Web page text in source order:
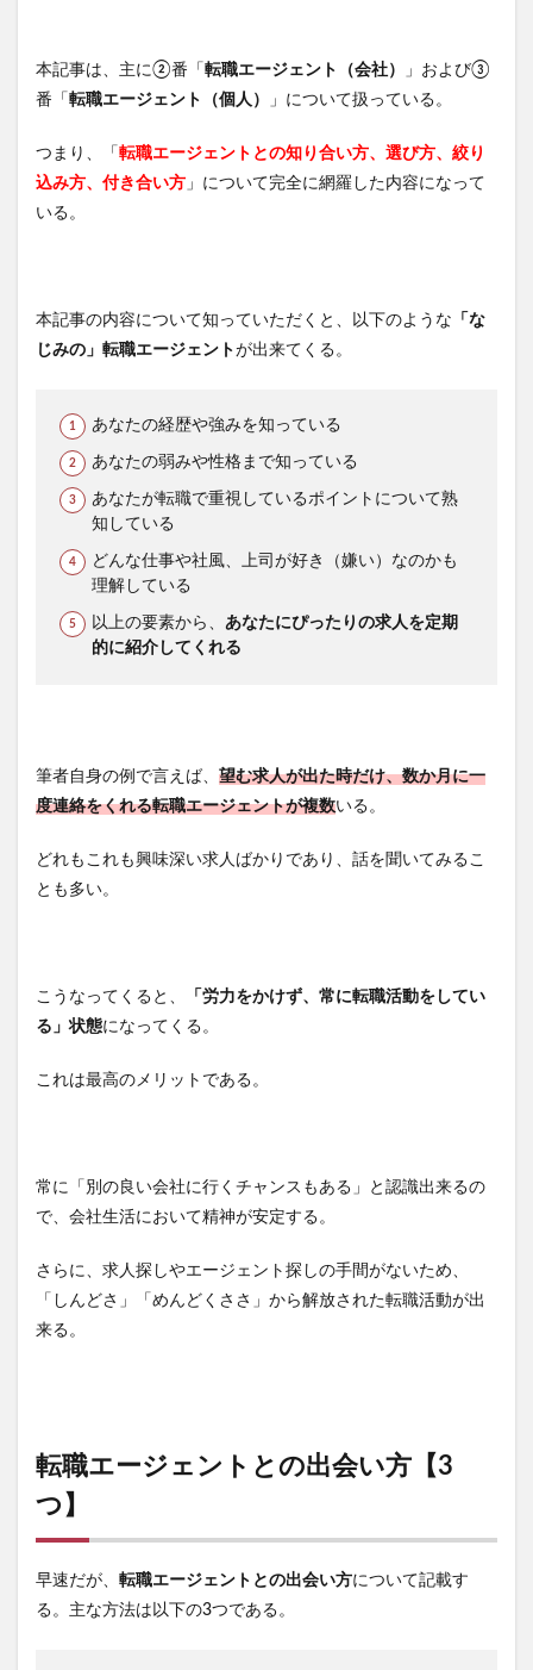
本記事は、主に②番「 転職エージェント（会社）
」および③
番「 転職エージェント（個人） 」について扱っている。
つまり、「 転職エージェントとの知り合い方、選び方、絞り
込み方、付き合い方 」について完全に網羅した内容になって
いる。
本記事の内容について知っていただくと、以下のような 「な
じみの」転職エージェントが出来てくる。
あなたの経歴や強みを知っている
あなたの弱みや性格まで知っている
あなたが転職で重視しているポイントについて熟
知している
どんな仕事や社風、上司が好き（嫌い）なのかも
理解している
以上の要素から、 あなたにぴったりの求人を定期
的に紹介してくれる
筆者自身の例で言えば、 望む求人が出た時だけ、数か月に一
度連絡をくれる転職エージェントが複数いる。
どれもこれも興味深い求人ばかりであり、話を聞いてみるこ
とも多い。
こうなってくると、
「労力をかけず、常に転職活動をしてい
る」状態になってくる。
これは最高のメリットである。
常に「別の良い会社に行くチャンスもある」と認識出来るの
で、会社生活において精神が安定する。
さらに、求人探しやエージェント探しの手間がないため、
「しんどさ」「めんどくささ」から解放された転職活動が出
来る。
転職エージェントとの出会い方【3
つ】
早速だが、 転職エージェントとの出会い方について記載す
る。主な方法は以下の3つである。